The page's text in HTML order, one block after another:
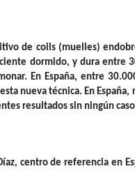
de coils (muelles)
dormido, y dura entre
En España, entre
nueva técnica. En
resultados sin ningún
centro de referencia en